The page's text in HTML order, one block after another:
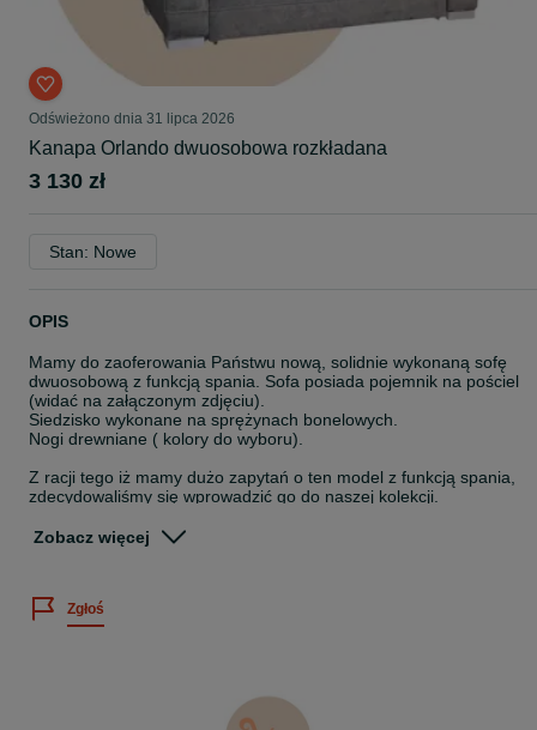
Odświeżono dnia 31 lipca 2026
Kanapa Orlando dwuosobowa rozkładana
3 130 zł
Stan: Nowe
OPIS
Mamy do zaoferowania Państwu nową, solidnie wykonaną sofę
dwuosobową z funkcją spania. Sofa posiada pojemnik na pościel
(widać na załączonym zdjęciu).
Siedzisko wykonane na sprężynach bonelowych.
Nogi drewniane ( kolory do wyboru).
Z racji tego iż mamy dużo zapytań o ten model z funkcją spania,
zdecydowaliśmy się wprowadzić go do naszej kolekcji.
Podana cena dotyczy kanapy dwuosobowej, rozkładanej
tkaniny.
W swojej ofercie posiadamy bardzo dużo tkanin znanych
Sofę można zamówić w zestawie (dowolna konfiguracja) lub
Zobacz więcej
Zgłoś